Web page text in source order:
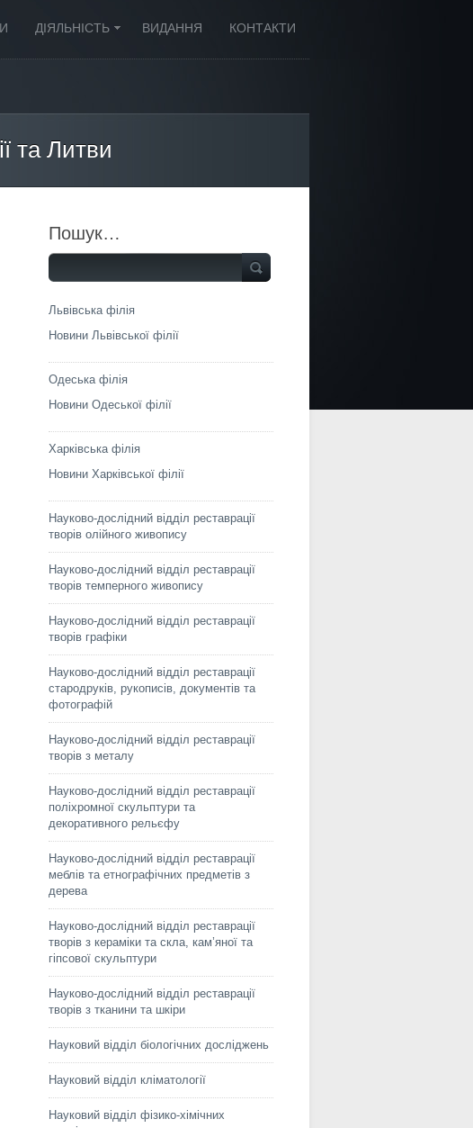
ДІЯЛЬНІСТЬ ВИДАННЯ КОНТАКТИ
та Литви
Пошук…
Львівська філія
Новини Львівської філії
Одеська філія
Новини Одеської філії
Харківська філія
Новини Харківської філії
Науково-дослідний відділ реставрації
творів олійного живопису
Науково-дослідний відділ реставрації
творів темперного живопису
Науково-дослідний відділ реставрації
творів графіки
Науково-дослідний відділ реставрації
стародруків, рукописів, документів та
фотографій
Науково-дослідний відділ реставрації
творів з металу
Науково-дослідний відділ реставрації
поліхромної скульптури та
декоративного рельєфу
Науково-дослідний відділ реставрації
меблів та етнографічних предметів з
дерева
Науково-дослідний відділ реставрації
творів з кераміки та скла, кам’яної та
гіпсової скульптури
Науково-дослідний відділ реставрації
творів з тканини та шкіри
Науковий відділ біологічних досліджень
Науковий відділ кліматології
Науковий відділ фізико-хімічних